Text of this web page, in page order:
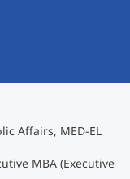
Master
Affairs, MED-EL
MBA (Executive